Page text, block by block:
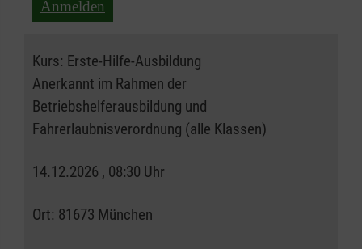
Anmelden
Kurs: Erste-Hilfe-Ausbildung
Anerkannt im Rahmen der
Betriebshelferausbildung und
Fahrerlaubnisverordnung (alle Klassen)
14.12.2026 , 08:30 Uhr
Ort: 81673 München